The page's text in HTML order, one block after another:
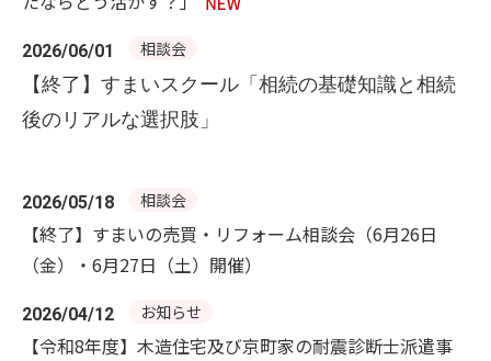
2026/06/01
相談会
【終了】すまいスクール「相続の基礎知識と相続
後のリアルな選択肢」
2026/05/18 相談会
【終了】すまいの売買・リフォーム相談会（6月26日
（金）・6月27日（土）開催）
2026/04/12 お知らせ
【令和8年度】木造住宅及び京町家の耐震診断士派遣事